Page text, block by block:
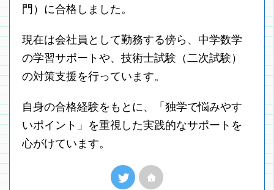
門）に合格しました。
現在は会社員として勤務する傍ら、中学数学
の学習サポートや、技術士試験（二次試験）
の対策支援を行っています。
自身の合格経験をもとに、「独学で悩みやす
いポイント」を重視した実践的なサポートを
心がけています。